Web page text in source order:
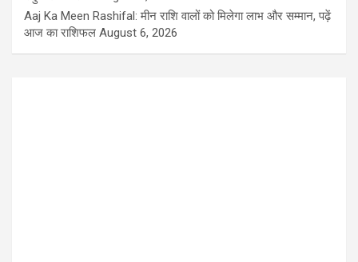
Aaj Ka Meen Rashifal: मीन राशि वालों को मिलेगा लाभ और सम्मान, पढ़ें
आज का राशिफल August 6, 2026